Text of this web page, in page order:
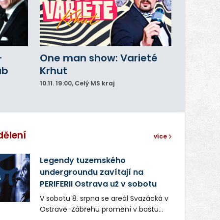
One man show: Varieté
Krhut
10.11. 19:00, Celý MS kraj
více
Legendy tuzemského
undergroundu zavítají na
PERIFERII Ostrava už v sobotu
V sobotu 8. srpna se areál Svazácká v
Ostravě-Zábřehu promění v baštu